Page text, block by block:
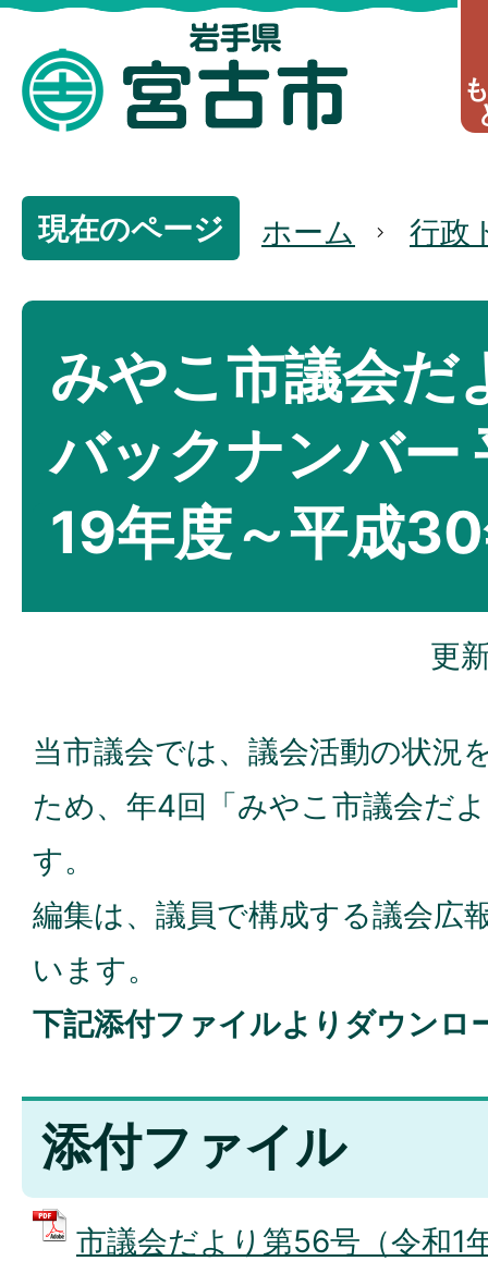
現在のページ ホーム 行政
みやこ市議会だ
バックナンバー
19年度～平成
更
当市議会では、議会活動の状況
ため、年4回「みやこ市議会だ
す。
編集は、議員で構成する議会広
います。
下記添付ファイルよりダウンロ
添付ファイル
市議会だより第56号（令和1